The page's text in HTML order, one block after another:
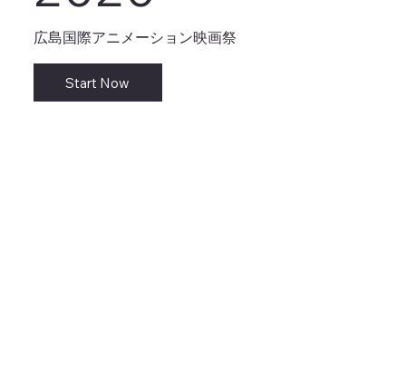
広島国際アニメーション映画祭
Start Now